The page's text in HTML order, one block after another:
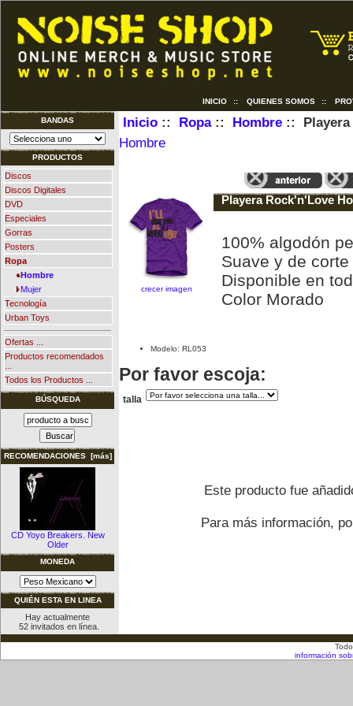
INICIO :: QUIENES SOMOS ::
BANDAS
PRODUCTOS
Discos
Discos Digitales
DVD
Especiales
Gorras
Posters
Ropa
Hombre
Mujer
Tecnología
Urban Toys
Ofertas ...
Productos recomendados
Todos los Productos ...
BÚSQUEDA
RECOMENDACIONES [más]
CD Yoyo Breakers. New
Older
MONEDA
QUIÉN ESTA EN LINEA
Hay actualmente
52 invitados en línea.
Inicio:: Ropa:: Hombre:: Playera
Hombre
crecer imagen
Playera Rock'n'Love
100% algodón
Suave y de
Disponible en
Color Morado
Modelo: RL053
Por favor escoja:
talla
Este producto fue
Para más información,
información